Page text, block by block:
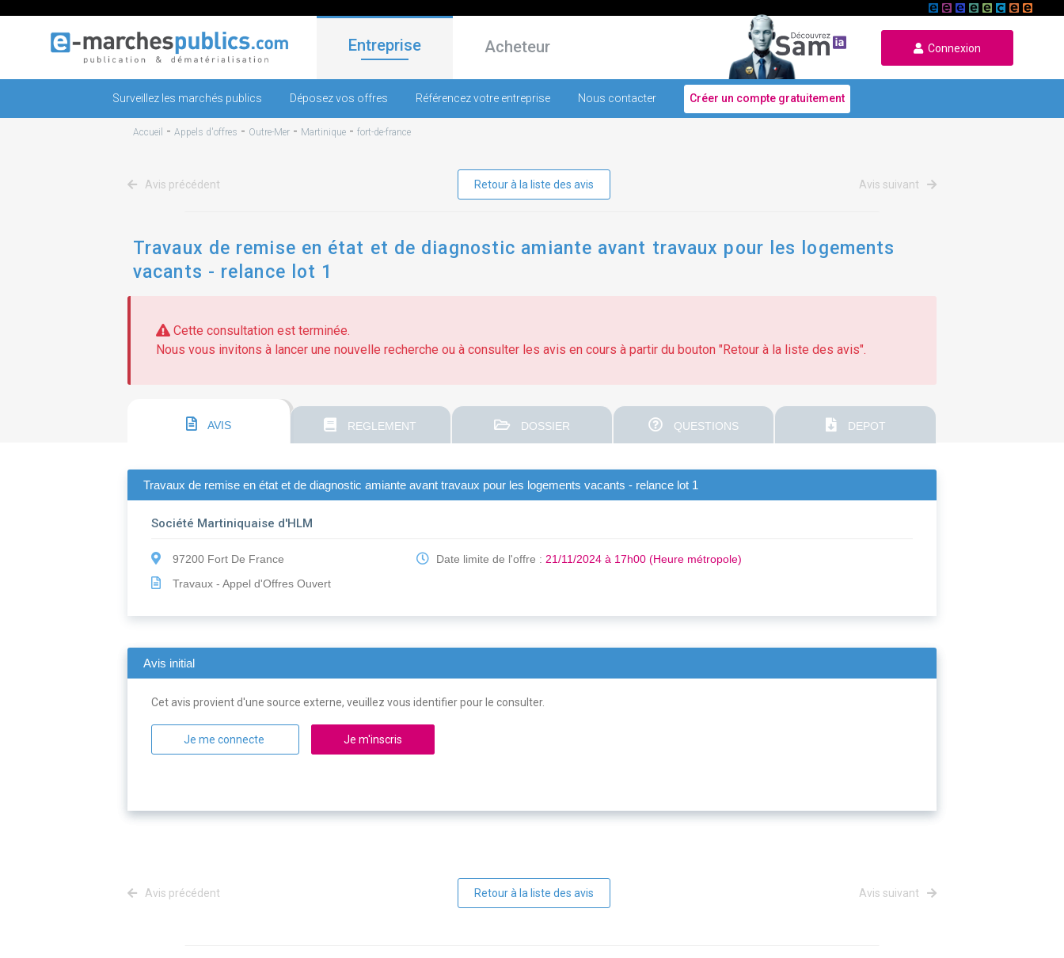
Entreprise Acheteur Connexion
Surveillez les marchés publics Déposez vos offres Référencez votre entreprise Nous contacter Créer un compte gratuitement
Accueil - Appels d'offres - Outre-Mer - Martinique - fort-de-france
Avis précédent Retour à la liste des avis Avis suivant
Travaux de remise en état et de diagnostic amiante avant travaux pour les logements
vacants - relance lot 1
Cette consultation est terminée.
Nous vous invitons à lancer une nouvelle recherche ou à consulter les avis en cours à partir du bouton "Retour à la liste des avis".
AVIS REGLEMENT DOSSIER QUESTIONS DEPOT
Travaux de remise en état et de diagnostic amiante avant travaux pour les logements vacants - relance lot 1
Société Martiniquaise d'HLM
97200 Fort De France
Travaux - Appel d'Offres Ouvert
Date limite de l'offre :21/11/2024 à 17h00 (Heure métropole)
Avis initial
Cet avis provient d'une source externe, veuillez vous identifier pour le consulter.
Je me connecte Je m'inscris
Avis précédent Retour à la liste des avis Avis suivant